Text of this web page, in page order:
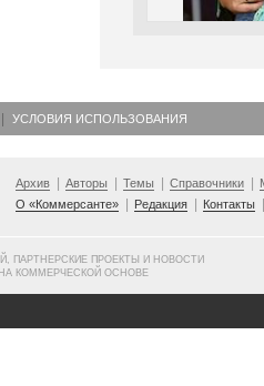
УСЛОВИЯ ИСПОЛЬЗОВАНИЯ
Архив Авторы Темы Справочники
О «Коммерсанте»
Редакция Контакты
ПАРТНЕРСКИЕ ПРОЕКТЫ И НОВОСТИ
КОММЕРЧЕСКОЙ ОСНОВЕ